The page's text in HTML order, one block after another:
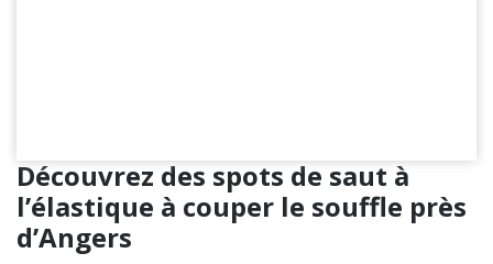
Découvrez des spots de saut à
l’élastique à couper le souffle près
d’Angers